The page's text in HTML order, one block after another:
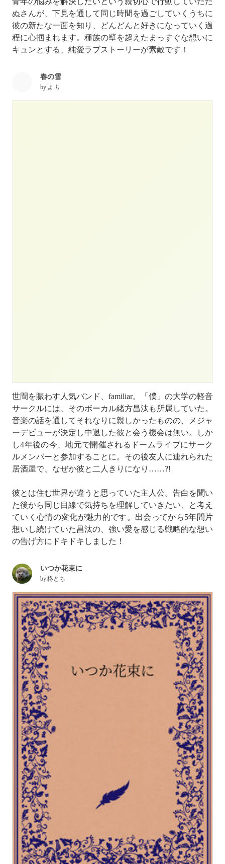
ぬさんが、下見を通して同じ時間を過ごしていくうちに
彼の新たな一面を知り、どんどんと好きになっていく過
程に心掴まれます。種族の壁を超えたまっすぐな想いに
キュンとする、純愛ラブストーリーが素敵です！
春の雪
by よ り
世間を賑わす人気バンド、familiar。「僕」の大学の軽音
サークルには、そのボーカル緒方昌汰も所属していた。
音楽の話を通してそれなりに親しかったものの、メジャ
ーデビューが決定し中退した彼と会う機会は無い。しか
し4年後の今、地元で開催されるドームライブにサーク
ルメンバーと参加することに。その後友人に連れられた
居酒屋で、なぜか彼と二人きりになり……?!
彼とは住む世界が違うと思っていた主人公。告白を聞い
た後から同じ目線で気持ちを理解していきたい、と考え
ていく心情の変化が魅力的です。出会ってから5年間片
想いし続けていた昌汰の、強い愛を感じる戦略的な想い
の告げ方にドキドキしました！
いつか花束に
by柊とち